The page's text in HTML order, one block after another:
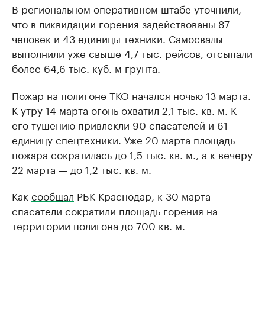
В региональном оперативном штабе уточнили,
что в ликвидации горения задействованы 87
человек и 43 единицы техники. Самосвалы
выполнили уже свыше 4,7 тыс. рейсов, отсыпали
более 64,6 тыс. куб. м грунта.
Пожар на полигоне ТКО начался ночью 13 марта.
К утру 14 марта огонь охватил 2,1 тыс. кв. м. К
его тушению привлекли 90 спасателей и 61
единицу спецтехники. Уже 20 марта площадь
пожара сократилась до 1,5 тыс. кв. м., а к вечеру
22 марта — до 1,2 тыс. кв. м.
Как сообщал РБК Краснодар, к 30 марта
спасатели сократили площадь горения на
территории полигона до 700 кв. м.